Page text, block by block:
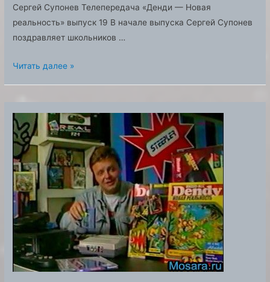
Сергей Супонев Телепередача «Денди — Новая
реальность» выпуск 19 В начале выпуска Сергей Супонев
поздравляет школьников …
Телепередача
Новая
реальность»
выпуск
19
Смотреть
Читать далее »